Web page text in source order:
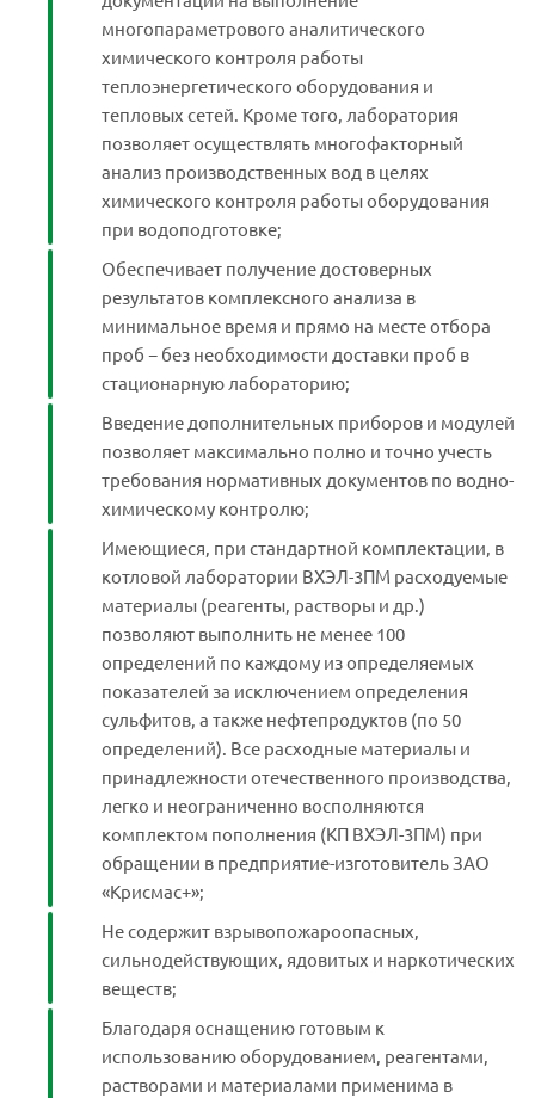
многопараметрового аналитического
химического контроля работы
теплоэнергетического оборудования и
тепловых сетей. Кроме того, лаборатория
позволяет осуществлять многофакторный
анализ производственных вод в целях
химического контроля работы оборудования
при водоподготовке;
Обеспечивает получение достоверных
результатов комплексного анализа в
минимальное время и прямо на месте отбора
проб − без необходимости доставки проб в
стационарную лабораторию;
Введение дополнительных приборов и модулей
позволяет максимально полно и точно учесть
требования нормативных документов по водно-
химическому контролю;
Имеющиеся, при стандартной комплектации, в
котловой лаборатории ВХЭЛ-3ПМ расходуемые
материалы (реагенты, растворы и др.)
позволяют выполнить не менее 100
определений по каждому из определяемых
показателей за исключением определения
сульфитов, а также нефтепродуктов (по 50
определений). Все расходные материалы и
принадлежности отечественного производства,
легко и неограниченно восполняются
комплектом пополнения (КП ВХЭЛ-3ПМ) при
обращении в предприятие-изготовитель ЗАО
«Крисмас+»;
Не содержит взрывопожароопасных,
сильнодействующих, ядовитых и наркотических
веществ;
Благодаря оснащению готовым к
использованию оборудованием, реагентами,
растворами и материалами применима в